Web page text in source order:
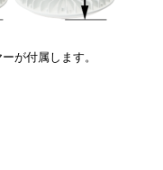
が付属します。